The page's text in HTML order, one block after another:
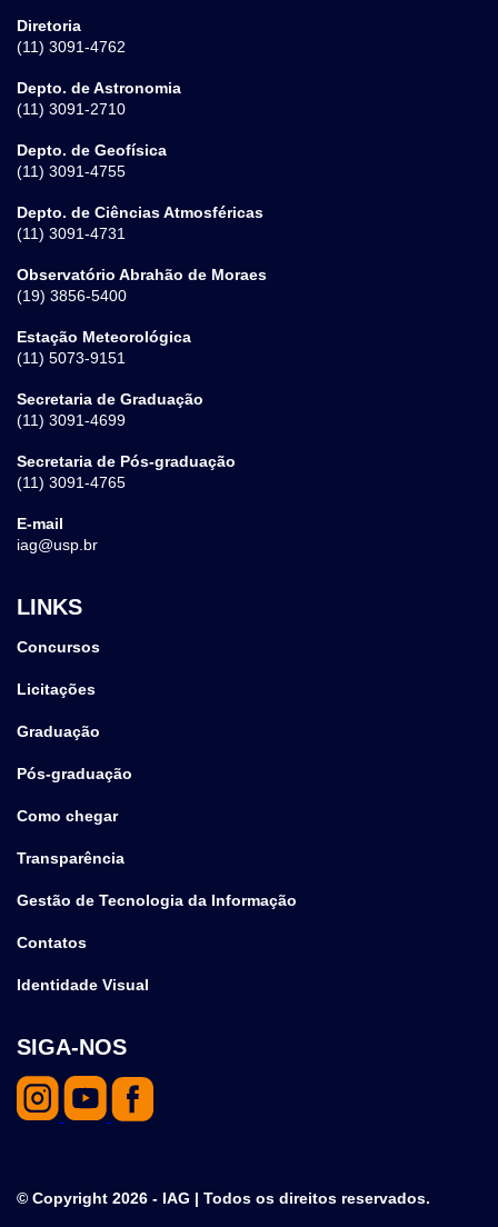
Diretoria
(11) 3091-4762
Depto. de Astronomia
(11) 3091-2710
Depto. de Geofísica
(11) 3091-4755
Depto. de Ciências Atmosféricas
(11) 3091-4731
Observatório Abrahão de Moraes
(19) 3856-5400
Estação Meteorológica
(11) 5073-9151
Secretaria de Graduação
(11) 3091-4699
Secretaria de Pós-graduação
(11) 3091-4765
E-mail
iag@usp.br
LINKS
Concursos
Licitações
Graduação
Pós-graduação
Como chegar
Transparência
Gestão de Tecnologia da Informação
Contatos
Identidade Visual
SIGA-NOS
© Copyright 2026 - IAG | Todos os direitos reservados.